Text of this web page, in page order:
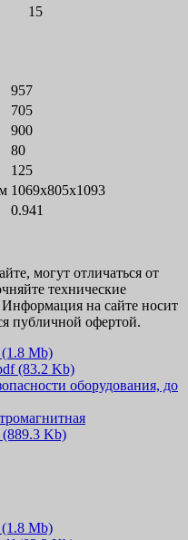
15
957
705
900
80
125
1069х805х1093
0.941
могут отличаться от
технические
на сайте носит
публичной офертой.
(1.8 Mb)
(83.2 Kb)
оборудования, до
(889.3 Kb)
(1.8 Mb)